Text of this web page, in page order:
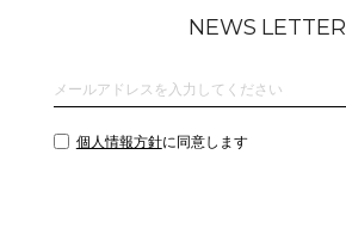
NEWS LETTER
個人情報方針に同意します